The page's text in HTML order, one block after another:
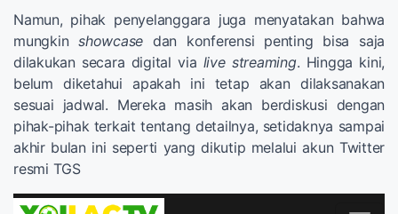
Namun, pihak penyelanggara juga menyatakan bahwa
mungkinshowcase dan konferensi penting bisa saja
dilakukan secara digital via live streaming. Hingga kini,
belum diketahui apakah ini tetap akan dilaksanakan
sesuai jadwal. Mereka masih akan berdiskusi dengan
pihak-pihak terkait tentang detailnya, setidaknya sampai
akhir bulan ini seperti yang dikutip melalui akun Twitter
resmi TGS